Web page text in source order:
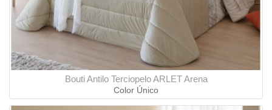
Bouti Antilo Terciopelo ARLET Arena
Color Único